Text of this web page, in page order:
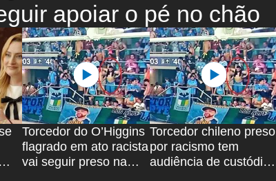
apoiar o pé no chão
Torcedor do O’Higgins
flagrado em ato racista
vai seguir preso na
Torcedor chileno preso
por racismo tem
audiência de custódia